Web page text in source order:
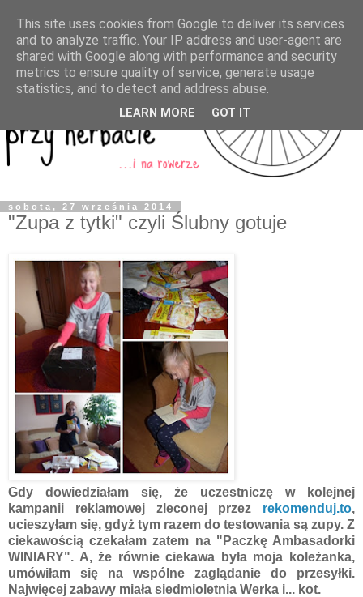
sobota, 27 września 2014
"Zupa z tytki" czyli Ślubny gotuje
Gdy dowiedziałam się, że uczestniczę w kolejnej
kampanii reklamowej zleconej przez rekomenduj.to,
ucieszyłam się, gdyż tym razem do testowania są zupy. Z
ciekawością czekałam zatem na "Paczkę Ambasadorki
WINIARY". A, że równie ciekawa była moja koleżanka,
umówiłam się na wspólne zaglądanie do przesyłki.
Najwięcej zabawy miała siedmioletnia Werka i... kot.
This site uses cookies from Google to deliver its services
and to analyze traffic. Your IP address and user-agent are
shared with Google along with performance and security
metrics to ensure quality of service, generate usage
statistics, and to detect and address abuse.
LEARN MORE GOT IT